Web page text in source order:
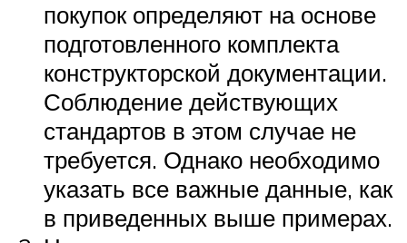
покупок определяют на основе
подготовленного комплекта
конструкторской документации.
Соблюдение действующих
стандартов в этом случае не
требуется. Однако необходимо
указать все важные данные, как
в приведенных выше примерах.